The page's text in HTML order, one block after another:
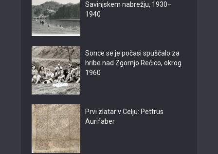
Savinjskem nabrežju, 1930–
1940
Sonce se je počasi spuščalo za
hribe nad Zgornjo Rečico, okrog
1960
Prvi zlatar v Celju: Pettrus
Aurifaber